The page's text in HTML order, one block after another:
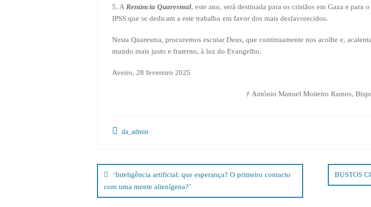
5. A Renúncia Quaresmal, este ano, será destinada para os cristãos em Gaza e para
IPSS que se dedicam a este trabalho em favor dos mais desfavorecidos.
Nesta Quaresma, procuremos escutar Deus, que continuamente nos acolhe e,
mundo mais justo e fraterno, à luz do Evangelho.
Aveiro, 28 fevereiro 2025
† António Manuel Moiteiro Ramos,
da_admin
de
artigos
‘Inteligência artificial: que esperança? O primeiro contacto
com uma mente alienígena?’
BUSTOS